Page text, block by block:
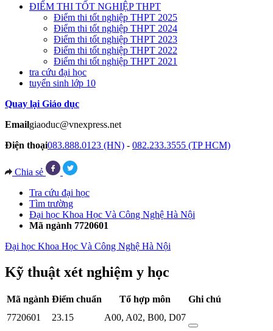
ĐIỂM THI TỐT NGHIỆP THPT
Điểm thi tốt nghiệp THPT 2025
Điểm thi tốt nghiệp THPT 2024
Điểm thi tốt nghiệp THPT 2023
Điểm thi tốt nghiệp THPT 2022
Điểm thi tốt nghiệp THPT 2021
tra cứu đại học
tuyển sinh lớp 10
Quay lại Giáo dục
Emailgiaoduc@vnexpress.net
Điện thoại083.888.0123 (HN) - 082.233.3555 (TP HCM)
Chia sẻ
Tra cứu đại học
Tìm trường
Đại học Khoa Học Và Công Nghệ Hà Nội
Mã ngành 7720601
Đại học Khoa Học Và Công Nghệ Hà Nội
Kỹ thuật xét nghiệm y học
Mã ngành Điểm chuẩn Tổ hợp môn
Ghi chú
7720601
23.15 A00, A02, B00, D07